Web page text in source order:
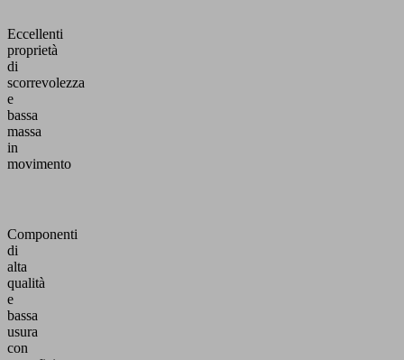
Eccellenti
proprietà
di
scorrevolezza
e
bassa
massa
in
movimento
Componenti
di
alta
qualità
e
bassa
usura
con